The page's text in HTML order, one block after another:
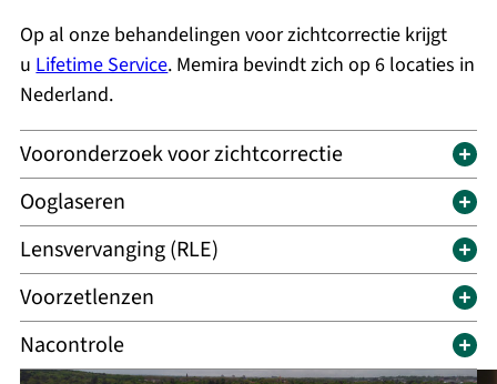
Op al onze behandelingen voor zichtcorrectie krijgt
u Lifetime Service. Memira bevindt zich op 6 locaties in
Nederland.
Vooronderzoek voor zichtcorrectie
Ooglaseren
Lensvervanging (RLE)
Voorzetlenzen
Nacontrole